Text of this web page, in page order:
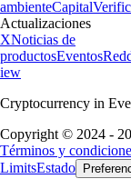
ambienteCapital
Actualizaciones
XNoticias de
productosEventos
iew
Cryptocurrency in
Copyright © 2024 -
Términos y
LimitsEstado